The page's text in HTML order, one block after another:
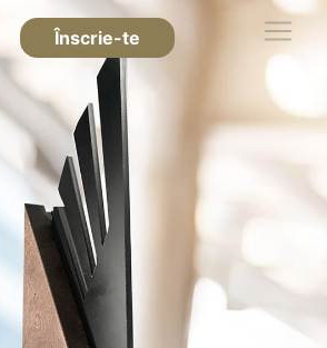
Înscrie-te